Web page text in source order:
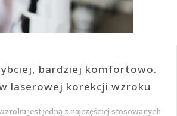
bardziej komfortowo.
laserowej korekcji wzroku
jest jedną z najczęściej stosowanych